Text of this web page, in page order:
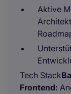
Aktive
Tech Stack
Frontend: